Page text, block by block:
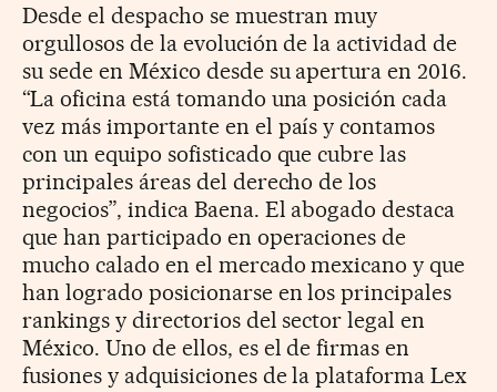
Desde el despacho se muestran muy
orgullosos de la evolución de la actividad de
su sede en México desde su apertura en 2016.
“La oficina está tomando una posición cada
vez más importante en el país y contamos
con un equipo sofisticado que cubre las
principales áreas del derecho de los
negocios”, indica Baena. El abogado destaca
que han participado en operaciones de
mucho calado en el mercado mexicano y que
han logrado posicionarse en los principales
rankings y directorios del sector legal en
México. Uno de ellos, es el de firmas en
fusiones y adquisiciones de la plataforma Lex